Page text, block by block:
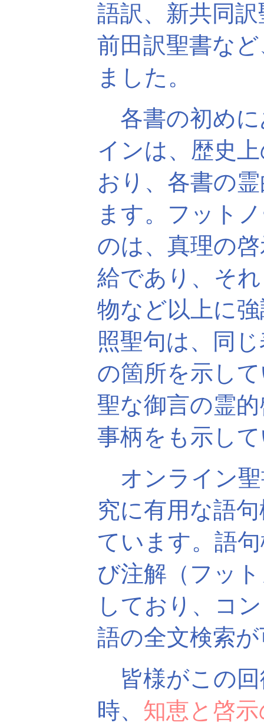
語訳、新共同
前田訳聖書な
ました。
各書の初めに
インは、歴史
おり、各書の
ます。フット
のは、真理の
給であり、そ
物など以上に
照聖句は、同
の箇所を示し
聖な御言の霊
事柄をも示し
オンライン聖
究に有用な語
ています。語
び注解（フッ
しており、コ
語の全文検索
皆様がこの回
時、 知恵と啓